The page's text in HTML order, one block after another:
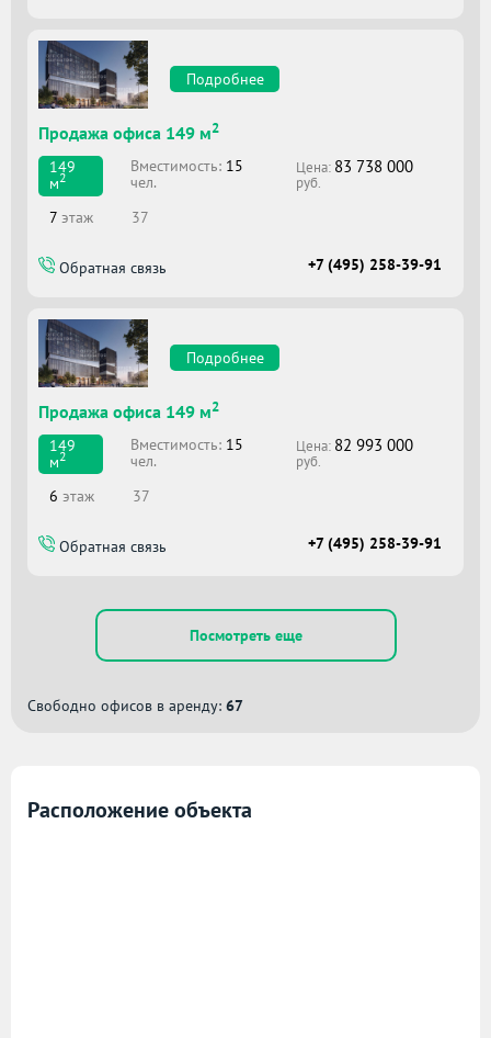
Подробнее
Продажа офиса 149 м2
149
м2
Вместимоcть: 15
чел.
Цена: 83 738 000
руб.
7 этаж 37
Обратная связь +7 (495) 258-39-91
Подробнее
Продажа офиса 149 м2
149
м2
Вместимоcть: 15
чел.
Цена: 82 993 000
руб.
6 этаж 37
Обратная связь +7 (495) 258-39-91
Посмотреть еще
Свободно офисов в аренду: 67
Расположение объекта